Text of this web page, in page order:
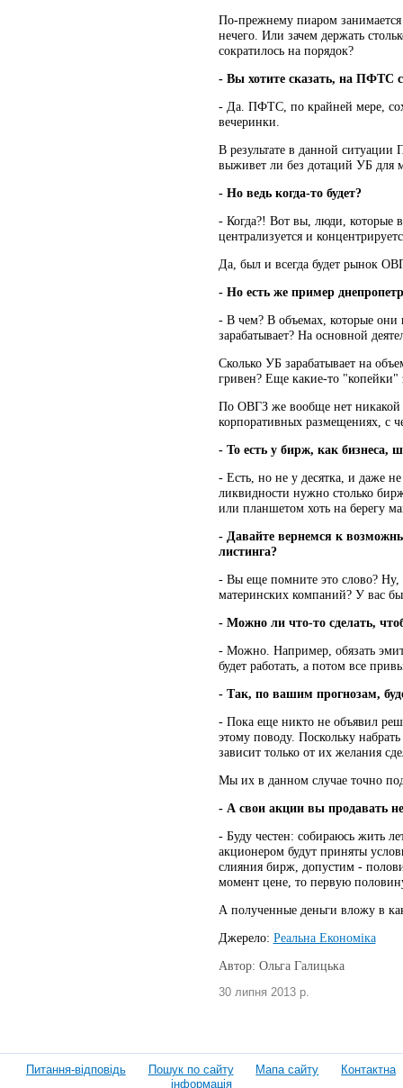
По-прежнему пиаром занимается
нечего. Или зачем держать
сократилось на порядок?
- Вы хотите сказать, на ПФТС
- Да. ПФТС, по крайней мере,
вечеринки.
В результате в данной
выживет ли без дотаций УБ для
- Но ведь когда-то будет?
- Когда?! Вот вы, люди, которые
централизуется и
Да, был и всегда будет рынок
- Но есть же пример
- В чем? В объемах, которые они
зарабатывает? На основной
Сколько УБ зарабатывает на
гривен? Еще какие-то "копейки"
По ОВГЗ же вообще нет никакой
корпоративных размещениях, с
- То есть у бирж, как бизнеса,
- Есть, но не у десятка, и даже
ликвидности нужно столько
или планшетом хоть на берегу
- Давайте вернемся к
листинга?
- Вы еще помните это слово? Ну,
материнских компаний? У вас
- Можно ли что-то сделать,
- Можно. Например, обязать
будет работать, а потом все
- Так, по вашим прогнозам,
- Пока еще никто не объявил
этому поводу. Поскольку
зависит только от их желания
Мы их в данном случае точно
- А свои акции вы продавать не
- Буду честен: собираюсь жить
акционером будут приняты
слияния бирж, допустим -
момент цене, то первую
А полученные деньги вложу в
Джерело: Реальна Економіка
Автор: Ольга Галицька
30 липня 2013 р.
Питання-відповідь Пошук по сайту Мапа сайту
Контактна
інформація